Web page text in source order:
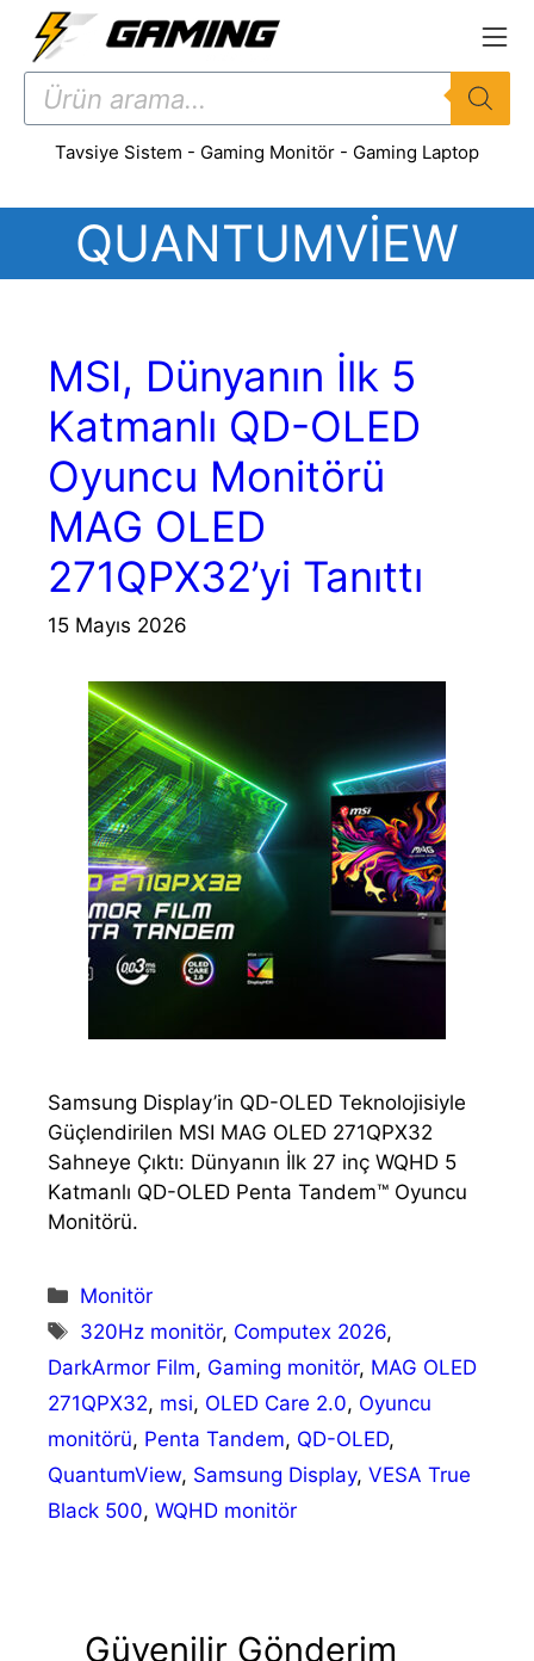
İçeriğe
Products
search
Tavsiye Sistem - Gaming Monitör - Gaming Laptop
QUANTUMVIEW
MSI, Dünyanın İlk 5
Katmanlı QD-OLED
Oyuncu Monitörü
MAG OLED
271QPX32’yi Tanıttı
15 Mayıs 2026
Samsung Display’in QD-OLED Teknolojisiyle
Güçlendirilen MSI MAG OLED 271QPX32
Sahneye Çıktı: Dünyanın İlk 27 inç WQHD 5
Katmanlı QD-OLED Penta Tandem™ Oyuncu
Monitörü.
Kategoriler
Monitör
Etiketler
320Hz monitör, Computex 2026,
DarkArmor Film, Gaming monitör, MAG OLED
271QPX32, msi, OLED Care 2.0, Oyuncu
monitörü, Penta Tandem, QD-OLED,
QuantumView, Samsung Display, VESA True
Black 500, WQHD monitör
Güvenilir Gönderim